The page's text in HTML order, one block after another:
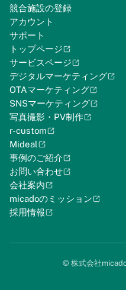
競合施設の登録
アカウント
サポート
トップページ
サービスページ
デジタルマーケティング
OTAマーケティング
SNSマーケティング
写真撮影・PV制作
r-custom
Mideal
事例のご紹介
お問い合わせ
会社案内
micadoのミッション
採用情報
©︎ 株式会社